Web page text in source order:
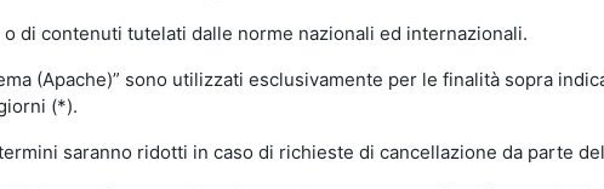
di contenuti tutelati dalle norme nazionali ed internazionali.
(Apache)” sono utilizzati esclusivamente per le finalità sopra
(*).
saranno ridotti in caso di richieste di cancellazione da parte